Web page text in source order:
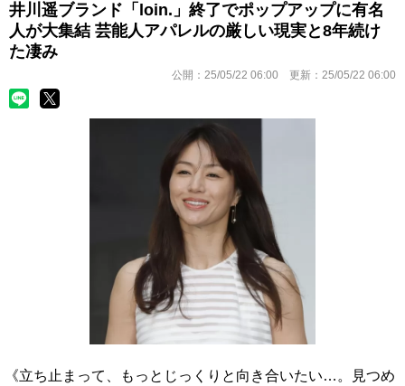
井川遥ブランド「loin.」終了でポップアップに有名
人が大集結 芸能人アパレルの厳しい現実と8年続け
た凄み
公開： 25/05/22 06:00 更新： 25/05/22 06:00
《立ち止まって、もっとじっくりと向き合いたい…。見つめ